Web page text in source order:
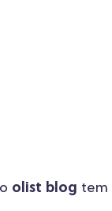
olist blog tem